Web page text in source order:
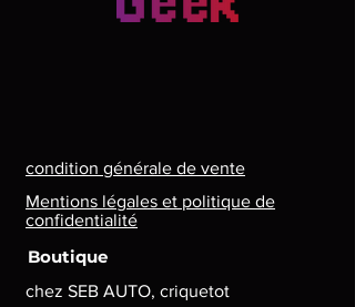
condition générale de vente
Mentions légales et politique de
confidentialité
Boutique
chez SEB AUTO, criquetot